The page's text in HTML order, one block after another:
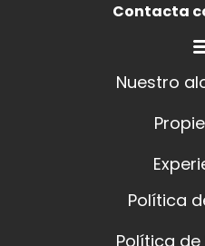
Contacta
Nuestro
Política
Política